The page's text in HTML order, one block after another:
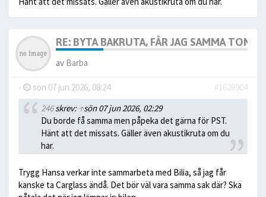
RE: BYTA BAKRUTA, FÅR JAG SAMMA
av Barba
- sön 07 jun 2026, 08:24
#1629904
246skrev: ↑sön 07 jun 2026, 02:29
Du borde få samma men påpeka det gärna för PST.
Hänt att det missats. Gäller även akustikruta om du
har.
Trygg Hansa verkar inte sammarbeta med Bilia, så jag får
kanske ta Carglass ändå. Det bör väl vara samma sak där? Ska